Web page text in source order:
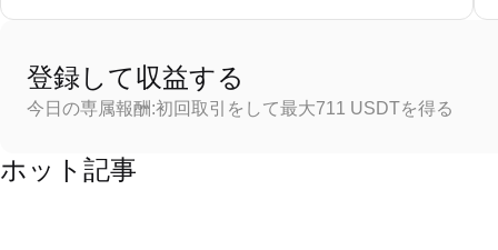
登録して収益する
今日の専属報酬:初回取引をして最大711 USDTを得る
ホット記事